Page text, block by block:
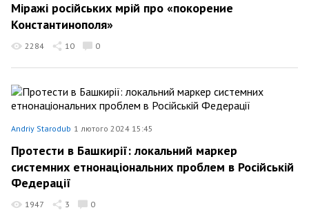
Міражі російських мрій про «покорение
Константинополя»
2284 10 0
Andriy Starodub 1 лютого 2024 15:45
Протести в Башкирії: локальний маркер
системних етнонаціональних проблем в Російській
Федерації
1947 3 0